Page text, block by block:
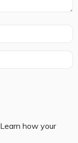
Learn how your